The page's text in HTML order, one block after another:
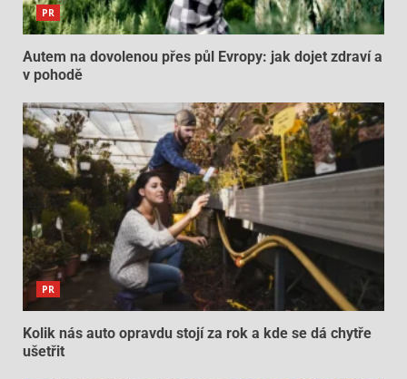
PR
Autem na dovolenou přes půl Evropy: jak dojet zdraví a
v pohodě
PR
Kolik nás auto opravdu stojí za rok a kde se dá chytře
ušetřit